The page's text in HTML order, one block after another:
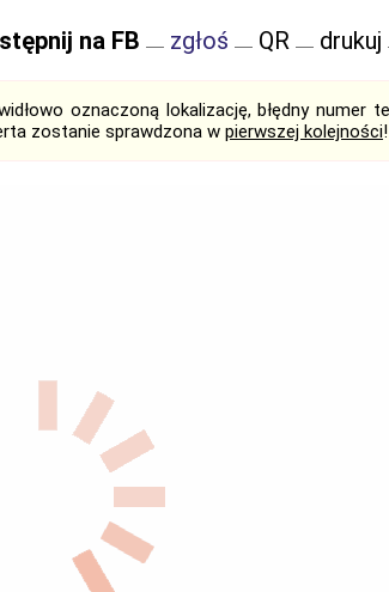
na FB zgłoś QR drukuj
oznaczoną lokalizację, błędny numer
zostanie sprawdzona w pierwszej kolejności!